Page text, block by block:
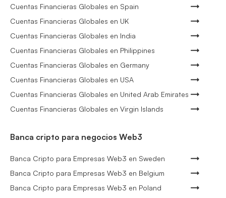
Cuentas Financieras Globales en Spain
Cuentas Financieras Globales en UK
Cuentas Financieras Globales en India
Cuentas Financieras Globales en Philippines
Cuentas Financieras Globales en Germany
Cuentas Financieras Globales en USA
Cuentas Financieras Globales en United Arab Emirates
Cuentas Financieras Globales en Virgin Islands
Banca cripto para negocios Web3
Banca Cripto para Empresas Web3 en Sweden
Banca Cripto para Empresas Web3 en Belgium
Banca Cripto para Empresas Web3 en Poland